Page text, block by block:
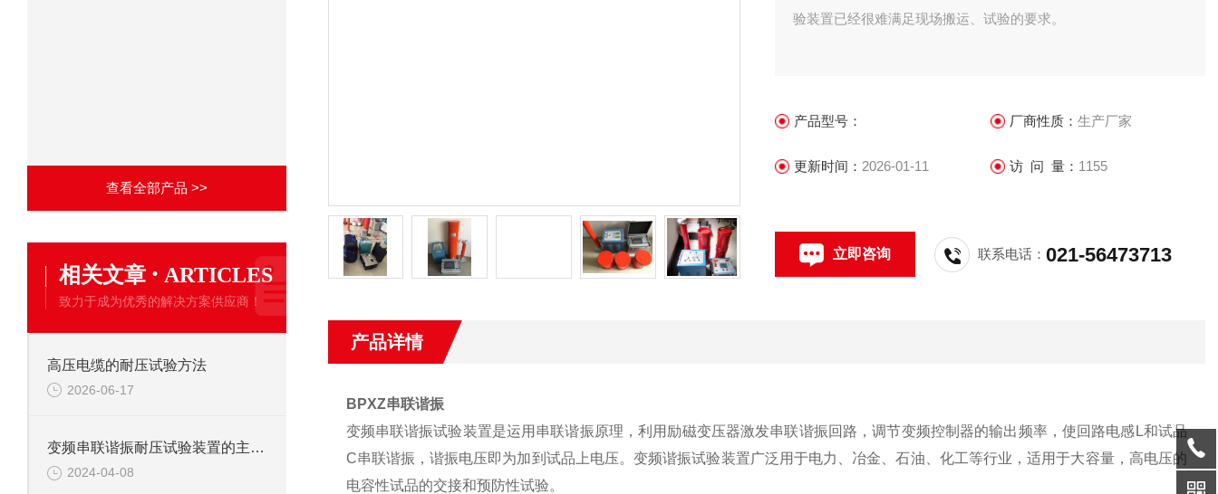
查看全部产品 >>
相关文章 · ARTICLES
致力于成为优秀的解决方案供应商！
高压电缆的耐压试验方法
2026-06-17
变频串联谐振耐压试验装置的主要应用
2024-04-08
验装置已经很难满足现场搬运、试验的要求。
产品型号： 厂商性质： 生产厂家
更新时间： 2026-01-11 访 问 量： 1155
立即咨询 联系电话：021-56473713
产品详情
BPXZ串联谐振
变频串联谐振试验装置是运用串联谐振原理，利用励磁变压器激发串联谐振回路，调节变频控制器的输出频率，使回路电感L和试品
C串联谐振，谐振电压即为加到试品上电压。变频谐振试验装置广泛用于电力、冶金、石油、化工等行业，适用于大容量，高电压的
电容性试品的交接和预防性试验。